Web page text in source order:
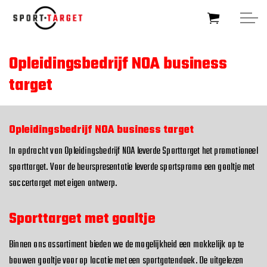
HOME
SOCCERTARGET
HOCKEYTARGET
SPORTTARGET
BUSINESSTARGET
FOUNDATIONTARGET
Opleidingsbedrijf NOA business
target
Opleidingsbedrijf NOA business target
In opdracht van Opleidingsbedrijf NOA leverde Sporttarget het promotioneel
sporttarget. Voor de beurspresentatie leverde sportspromo een goaltje met
soccertarget met eigen ontwerp.
Sporttarget met goaltje
Binnen ons assortiment bieden we de mogelijkheid een makkelijk op te
bouwen goaltje voor op locatie met een sportgatendoek. De uitgelezen